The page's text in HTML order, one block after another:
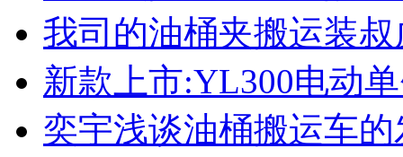
我司的油桶夹搬运装
新款上市:YL300电动
奕宇浅谈油桶搬运车